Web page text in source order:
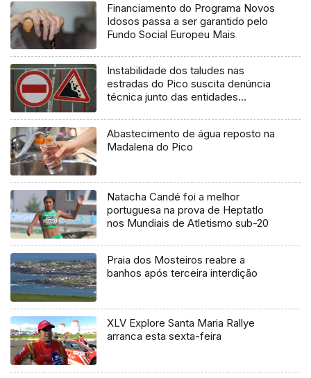
Financiamento do Programa Novos
Idosos passa a ser garantido pelo
Fundo Social Europeu Mais
Instabilidade dos taludes nas
estradas do Pico suscita denúncia
técnica junto das entidades
Abastecimento de água reposto na
Madalena do Pico
Natacha Candé foi a melhor
portuguesa na prova de Heptatlo
nos Mundiais de Atletismo sub-20
Praia dos Mosteiros reabre a
banhos após terceira interdição
XLV Explore Santa Maria Rallye
arranca esta sexta-feira